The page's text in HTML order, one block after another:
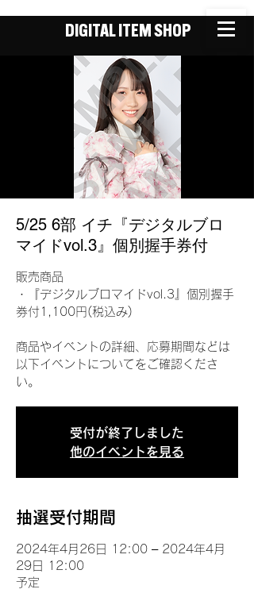
DIGITAL ITEM SHOP
5/25 6部 イチ『デジタルブロ
マイドvol.3』個別握手券付
販売商品
・『デジタルブロマイドvol.3』個別握手
券付1,100円(税込み)
商品やイベントの詳細、応募期間などは
以下イベントについてをご確認くださ
い。
受付が終了しました
他のイベントを見る
抽選受付期間
2024年4月26日 12:00 – 2024年4月
29日 12:00
予定